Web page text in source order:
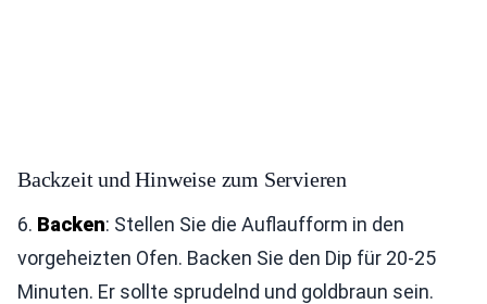
Backzeit und Hinweise zum Servieren
6. Backen: Stellen Sie die Auflaufform in den
vorgeheizten Ofen. Backen Sie den Dip für 20-25
Minuten. Er sollte sprudelnd und goldbraun sein.